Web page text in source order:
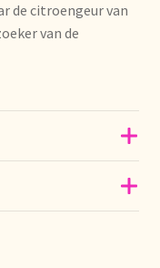
de citroengeur van
van de